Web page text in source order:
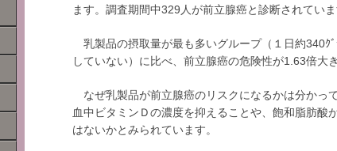
ます。調査期間中329人が前立腺癌と診断されていま
乳製品の摂取量が最も多いグループ（１日約340ｸ
していない）に比べ、前立腺癌の危険性が1.63倍大
なぜ乳製品が前立腺癌のリスクになるかは分かっ
血中ビタミンＤの濃度を抑えることや、飽和脂肪酸
はないかとみられています。